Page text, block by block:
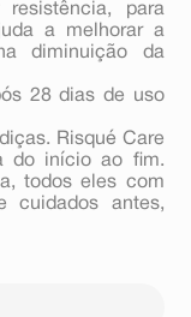
para
a melhorar a
diminuição da
28 dias de uso
Risqué Care
do início ao fim.
todos eles com
cuidados antes,